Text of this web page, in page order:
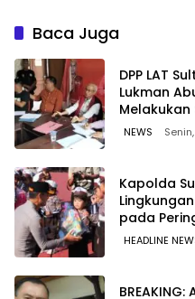
Lebih Kompetitif
Baca Juga
‎DPP LAT
Lukman
Melakukan
NEWS
Kapolda
pada
2026
HEADLINE
BREAKING: